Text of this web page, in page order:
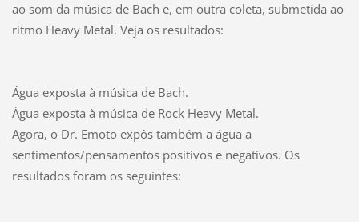
ao som da música de Bach e, em outra coleta, submetida ao
ritmo Heavy Metal. Veja os resultados:
Água exposta à música de Bach.
Água exposta à música de Rock Heavy Metal.
Agora, o Dr. Emoto expôs também a água a
sentimentos/pensamentos positivos e negativos. Os
resultados foram os seguintes: